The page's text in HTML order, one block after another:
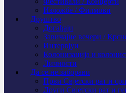
Изложбе / Филмови
Друштво
Догађаји
Завичајне вечери /
Интервјуи
Колонизација и
Личности
Да се не заборави
Први Свјeтски рат и
Други Свјетски рат и